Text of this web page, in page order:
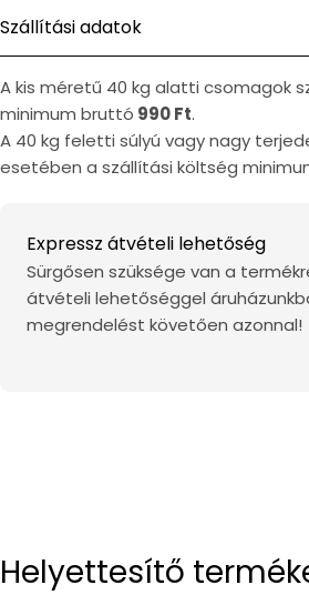
Szállítási adatok
A kis méretű 40 kg alatti csomagok
minimum bruttó 990 Ft.
A 40 kg feletti súlyú vagy nagy
esetében a szállítási költség
Expressz átvételi lehetőség
Sürgősen szüksége van a
átvételi lehetőséggel
megrendelést követően azonnal!
Helyettesítő